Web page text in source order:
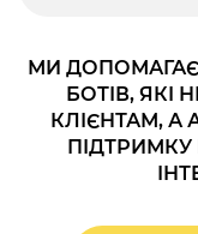
МИ
БОТІВ, ЯКІ
КЛІЄНТАМ,